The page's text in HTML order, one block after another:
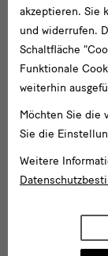
akzeptieren. Sie
und widerrufen.
Schaltfläche
Funktionale
weiterhin
Möchten Sie die
Sie die
Weitere